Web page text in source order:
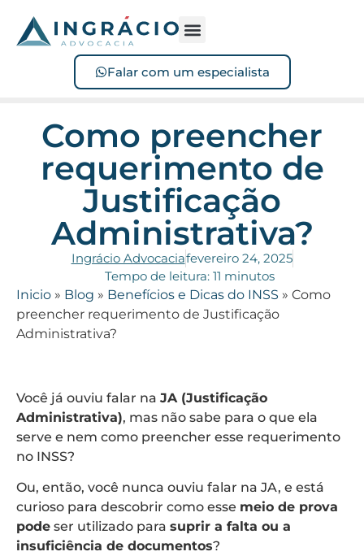
Falar com um especialista
Como preencher
requerimento de
Justificação
Administrativa?
Ingrácio Advocaciafevereiro 24, 2025
Tempo de leitura: 11 minutos
Inicio » Blog » Benefícios e Dicas do INSS » Como
preencher requerimento de Justificação
Administrativa?
Você já ouviu falar na JA (Justificação
Administrativa), mas não sabe para o que ela
serve e nem como preencher esse requerimento
no INSS?
Ou, então, você nunca ouviu falar na JA, e está
curioso para descobrir como esse meio de prova
pode ser utilizado para suprir a falta ou a
insuficiência de documentos?